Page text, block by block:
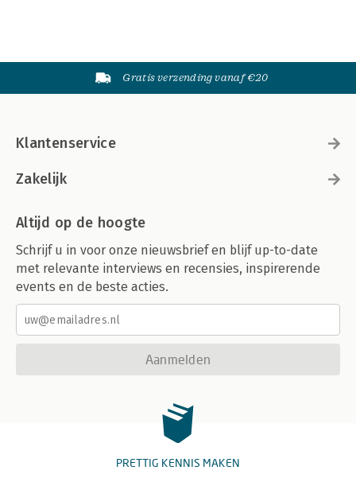
Gratis verzending vanaf €20
Klantenservice
Zakelijk
Altijd op de hoogte
Schrijf u in voor onze nieuwsbrief en blijf up-to-date
met relevante interviews en recensies, inspirerende
events en de beste acties.
Aanmelden
PRETTIG KENNIS MAKEN